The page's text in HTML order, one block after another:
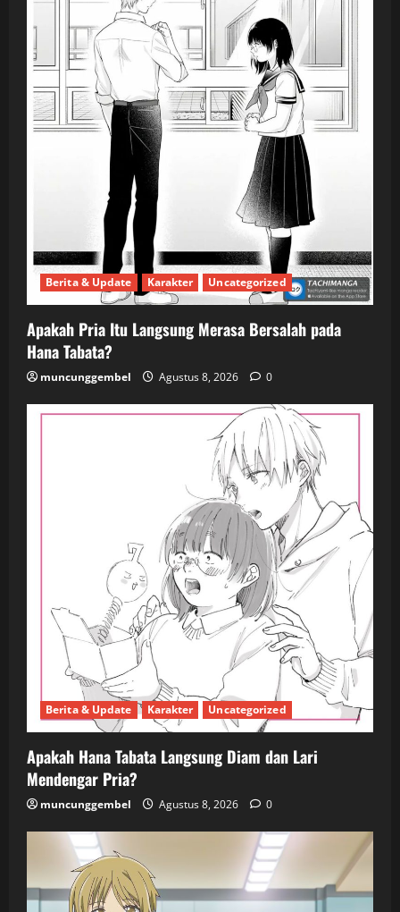
Berita & Update Karakter Uncategorized
Apakah Pria Itu Langsung Merasa Bersalah pada
Hana Tabata?
muncunggembel Agustus 8, 2026 0
Berita & Update Karakter Uncategorized
Apakah Hana Tabata Langsung Diam dan Lari
Mendengar Pria?
muncunggembel Agustus 8, 2026 0